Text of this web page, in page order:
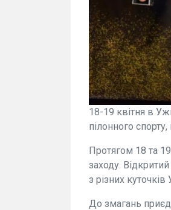
18-19 квітня в
пілонного
Протягом 18 та
заходу.
з різних
До змагань